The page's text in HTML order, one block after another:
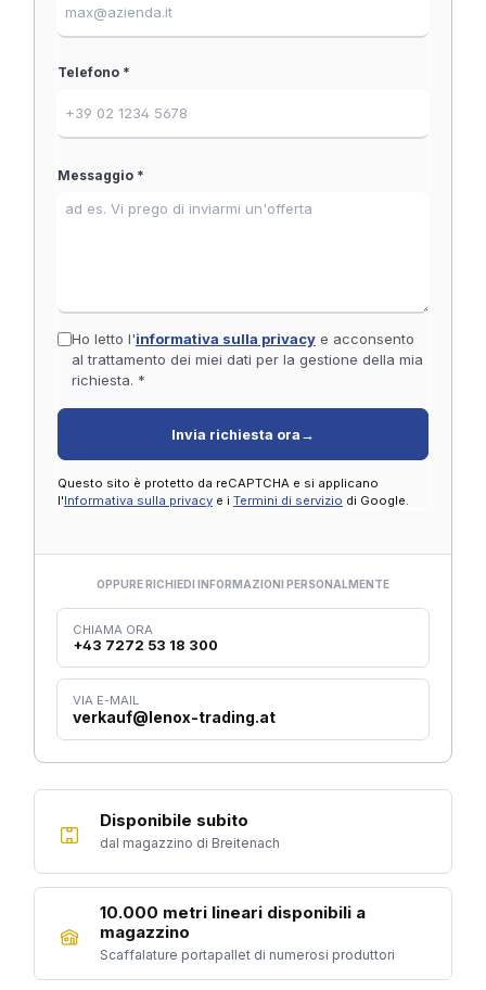
Telefono *
Messaggio *
Ho letto l'informativa sulla privacye acconsento
al trattamento dei miei dati per la gestione della mia
richiesta. *
Invia richiesta ora →
Questo sito è protetto da reCAPTCHA e si applicano
l'Informativa sulla privacy e i Termini di servizio di Google.
OPPURE RICHIEDI INFORMAZIONI PERSONALMENTE
CHIAMA ORA
+43 7272 53 18 300
VIA E-MAIL
verkauf@lenox-trading.at
Disponibile subito
dal magazzino di Breitenach
10.000 metri lineari disponibili a
magazzino
Scaffalature portapallet di numerosi produttori